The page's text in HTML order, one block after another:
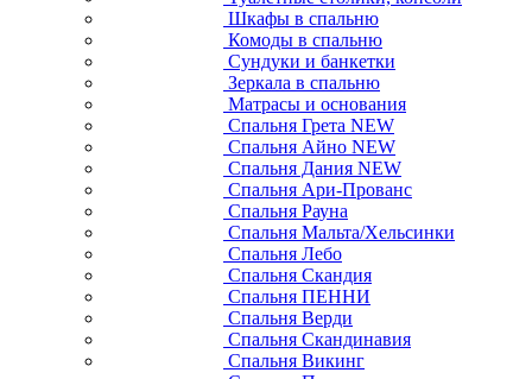
Шкафы в спальню
Комоды в спальню
Сундуки и банкетки
Зеркала в спальню
Матрасы и основания
Спальня Грета NEW
Спальня Айно NEW
Спальня Дания NEW
Спальня Ари-Прованс
Спальня Рауна
Спальня Мальта/Хельсинки
Спальня Лебо
Спальня Скандия
Спальня ПЕННИ
Спальня Верди
Спальня Скандинавия
Спальня Викинг